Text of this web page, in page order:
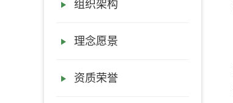
组织架构
理念愿景
资质荣誉